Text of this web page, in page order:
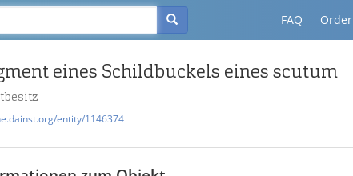
FAQ Order
eines Schildbuckels eines scutum
entity/1146374